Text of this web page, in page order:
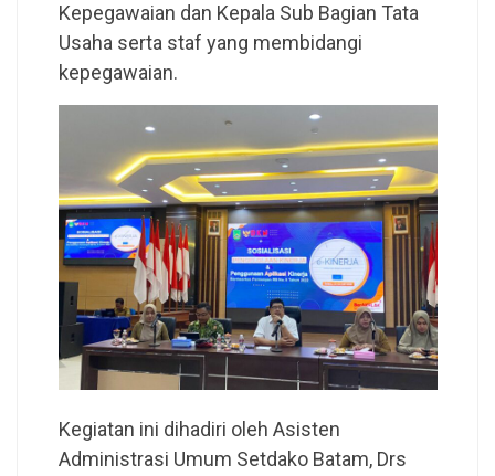
Kepegawaian dan Kepala Sub Bagian Tata
Usaha serta staf yang membidangi
kepegawaian.
Kegiatan ini dihadiri oleh Asisten
Administrasi Umum Setdako Batam, Drs